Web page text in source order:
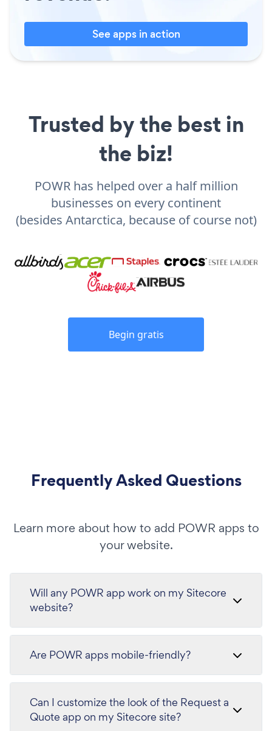
See apps in action
Trusted by the best in
the biz!
POWR has helped over a half million
businesses on every continent
(besides Antarctica, because of course not)
Begin gratis
Frequently Asked Questions
Learn more about how to add POWR apps to
your website.
Will any POWR app work on my Sitecore
website?
Are POWR apps mobile-friendly?
Can I customize the look of the Request a
Quote app on my Sitecore site?